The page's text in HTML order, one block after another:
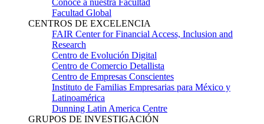
Conoce a nuestra Facultad
Facultad Global
CENTROS DE EXCELENCIA
FAIR Center for Financial Access, Inclusion and
Research
Centro de Evolución Digital
Centro de Comercio Detallista
Centro de Empresas Conscientes
Instituto de Familias Empresarias para México y
Latinoamérica
Dunning Latin America Centre
GRUPOS DE INVESTIGACIÓN